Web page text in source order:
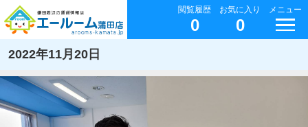
閲覧履歴
0
お気に入り
0
メニュー
2022年11月20日